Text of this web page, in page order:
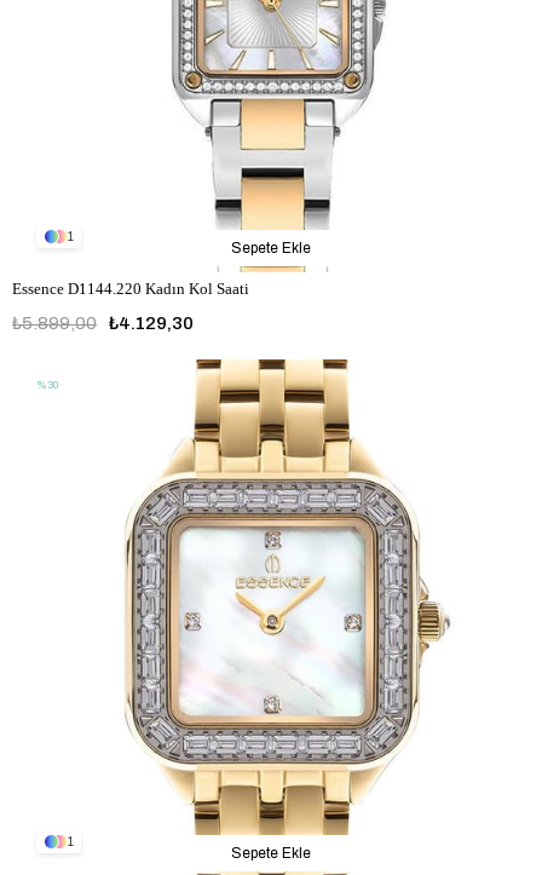
1
Essence D1144.220 Kadın Kol Saati
₺4.129,30
₺5.899,00
Sepete Ekle
1
Sepete Ekle
%30